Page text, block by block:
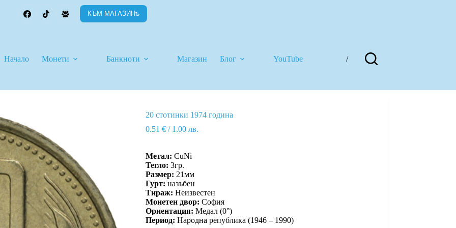
КЪМ МАГАЗИНъ
Начало Монети Банкноти Магазин Блог YouTube /
20 стотинки 1974 година
0.51 €/ 1.00 лв.
Метал: CuNi
Тегло: 3гр.
Размер: 21мм
Гурт: назъбен
Тираж: Неизвестен
Монетен двор: София
Ориентация: Медал (0°)
Период: Народна република (1946 – 1990)